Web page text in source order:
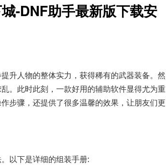
-DNF助手最新版下载安
升人物的整体实力，获得稀有的武器装备。然
。此时此刻，一款好用的辅助软件显得尤为重
步骤，还提供了很多温馨的效果，让朋友们更
以下是详细的组装手册: